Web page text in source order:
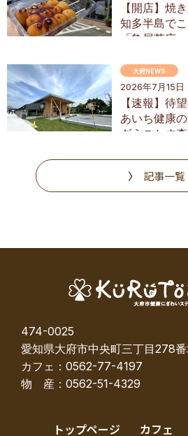
【開店】焼
知多半島で
「亀屋芳広
2026年7月15日
【速報】待
あいち健康
ダうごかす
大府NEWS
記事一覧
474-0025
愛知県大府市中央町三丁目278
カフェ：0562-77-4197
物 産：0562-51-4329
トップページ カフェ